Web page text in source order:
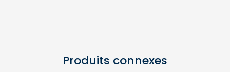
Produits connexes